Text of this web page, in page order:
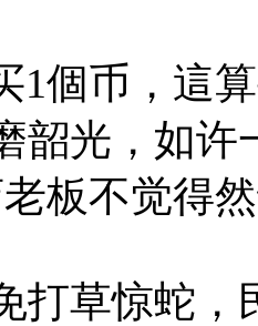
1個币，這
韶光，如许
板不觉得
打草惊蛇，